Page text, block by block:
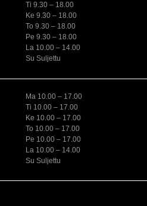
Ti 9.30 – 18.00
Ke 9.30 – 18.00
To 9.30 – 18.00
Pe 9.30 – 18.00
La 10.00 – 14.00
Su Suljettu
Ma 10.00 – 17.00
Ti 10.00 – 17.00
Ke 10.00 – 17.00
To 10.00 – 17.00
Pe 10.00 – 17.00
La 10.00 – 14.00
Su Suljettu